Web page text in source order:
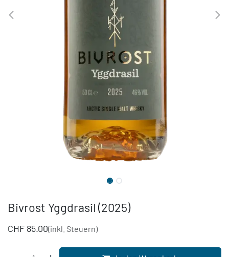
Bivrost Yggdrasil (2025)
CHF 85.00(inkl. Steuern)